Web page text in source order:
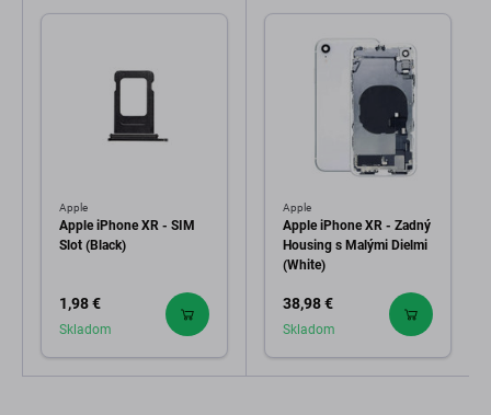
Apple
Apple iPhone XR - SIM
Slot (Black)
1,98 €
Skladom
Apple
Apple iPhone XR - Zadný
Housing s Malými Dielmi
(White)
38,98 €
Skladom